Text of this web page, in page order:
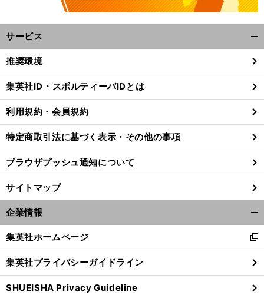
サービス
閉
る
推奨環境
集英社ID・スポルティーバIDとは
利用規約・会員規約
特定商取引法に基づく表示・その他の事項
ブラウザプッシュ通知について
サイトマップ
企業情報
閉
る
集英社ホームページ
新
し
い
ウ
ィ
集英社プライバシーガイドライン
SHUEISHA Privacy Guideline